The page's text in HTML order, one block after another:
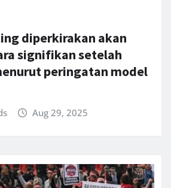
diperkirakan akan
signifikan setelah
peringatan model
Aug 29, 2025